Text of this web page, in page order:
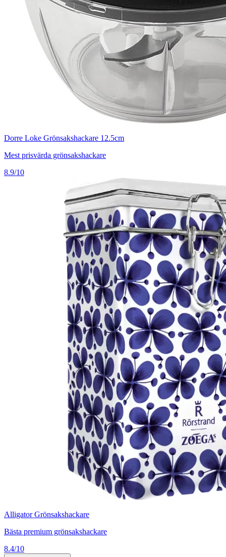
Dorre Loke Grönsakshackare 12.5cm
Mest prisvärda grönsakshackare
8.9/10
Alligator Grönsakshackare
Bästa premium grönsakshackare
8.4/10